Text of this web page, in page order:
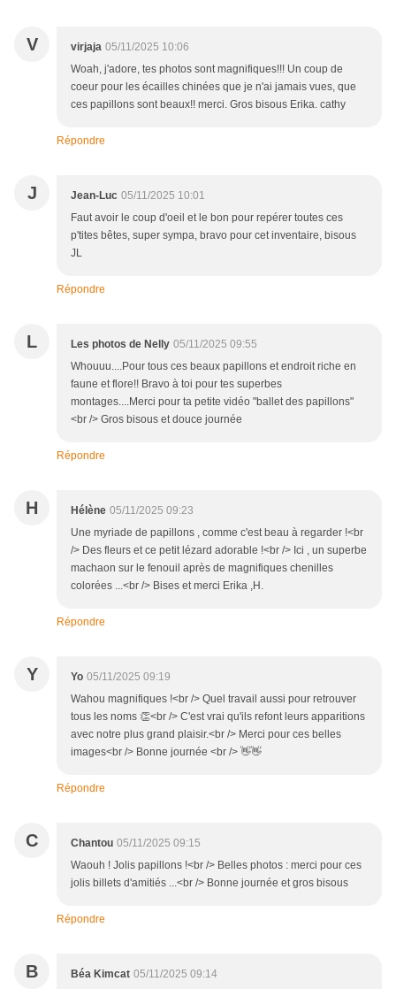
V virjaja 05/11/2025 10:06
Woah, j'adore, tes photos sont magnifiques!!! Un coup de
coeur pour les écailles chinées que je n'ai jamais vues, que
ces papillons sont beaux!! merci. Gros bisous Erika. cathy
Répondre
J Jean-Luc 05/11/2025 10:01
Faut avoir le coup d'oeil et le bon pour repérer toutes ces
p'tites bêtes, super sympa, bravo pour cet inventaire, bisous
JL
Répondre
L Les photos de Nelly 05/11/2025 09:55
Whouuu....Pour tous ces beaux papillons et endroit riche en
faune et flore!! Bravo à toi pour tes superbes
montages....Merci pour ta petite vidéo "ballet des papillons"
<br /> Gros bisous et douce journée
Répondre
H Hélène 05/11/2025 09:23
Une myriade de papillons , comme c'est beau à regarder !<br
/> Des fleurs et ce petit lézard adorable !<br /> Ici , un superbe
machaon sur le fenouil après de magnifiques chenilles
colorées ...<br /> Bises et merci Erika ,H.
Répondre
Y Yo 05/11/2025 09:19
Wahou magnifiques !<br /> Quel travail aussi pour retrouver
tous les noms 👏<br /> C'est vrai qu'ils refont leurs apparitions
avec notre plus grand plaisir.<br /> Merci pour ces belles
images<br /> Bonne journée <br /> 👋👋
Répondre
C Chantou 05/11/2025 09:15
Waouh ! Jolis papillons !<br /> Belles photos : merci pour ces
jolis billets d'amitiés ...<br /> Bonne journée et gros bisous
Répondre
B Béa Kimcat 05/11/2025 09:14